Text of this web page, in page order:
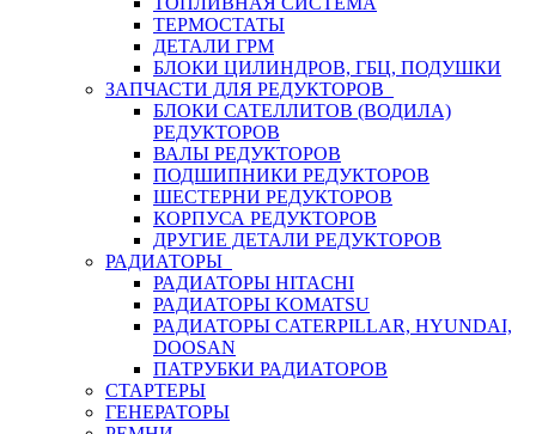
ТЕРМОСТАТЫ
ДЕТАЛИ ГРМ
БЛОКИ ЦИЛИНДРОВ, ГБЦ, ПОДУШКИ
ЗАПЧАСТИ ДЛЯ РЕДУКТОРОВ
БЛОКИ САТЕЛЛИТОВ (ВОДИЛА)
РЕДУКТОРОВ
ВАЛЫ РЕДУКТОРОВ
ПОДШИПНИКИ РЕДУКТОРОВ
ШЕСТЕРНИ РЕДУКТОРОВ
КОРПУСА РЕДУКТОРОВ
ДРУГИЕ ДЕТАЛИ РЕДУКТОРОВ
РАДИАТОРЫ
РАДИАТОРЫ HITACHI
РАДИАТОРЫ KOMATSU
РАДИАТОРЫ CATERPILLAR, HYUNDAI,
DOOSAN
ПАТРУБКИ РАДИАТОРОВ
СТАРТЕРЫ
ГЕНЕРАТОРЫ